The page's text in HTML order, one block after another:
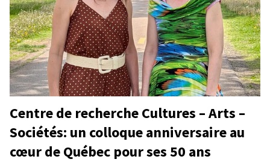
Centre de recherche Cultures – Arts –
Sociétés: un colloque anniversaire au
cœur de Québec pour ses 50 ans